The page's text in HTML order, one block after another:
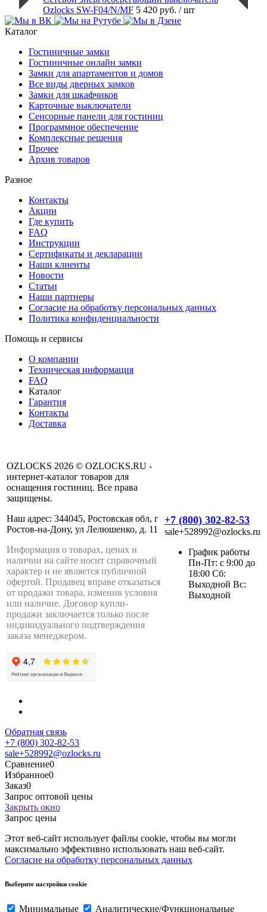
Ozlocks SW-F04/N/MF 5 420 руб. / шт
Каталог
Гостиничные замки
Гостиничные онлайн замки
Замки для апартаментов и домов
Все виды дверных замков
Замки для шкафчиков
Карточные выключатели
Сенсорные панели для гостиниц
Программное обеспечение
Комплексные решения
Прочее
Архив товаров
Разное
Контакты
Акции
Где купить
FAQ
Инструкции
Сертификаты и декларации
Наши клиенты
Новости
Статьи
Наши партнеры
Согласие на обработку персональных данных
Политика конфиденциальности
Помощь и сервисы
О компании
Техническая информация
FAQ
Каталог
Гарантия
Контакты
Доставка
OZLOCKS 2026 © OZLOCKS.RU -
интернет-каталог товаров для
оснащения гостиниц. Все права
защищены.
Наш адрес: 344045, Ростовская обл, г
Ростов-на-Дону, ул Лелюшенко, д. 11
Информация о товарах, ценах и
наличии на сайте носит справочный
характер и не является публичной
офертой. Продавец вправе отказаться
от продажи товара, изменив условия
или наличие. Договор купли-
продажи заключается только после
индивидуального подтверждения
заказа менеджером.
+7 (800) 302-82-53
sale+528992@ozlocks.ru
График работы
Пн-Пт: с 9:00 до
18:00 Сб:
Выходной Вс:
Выходной
Обратная связь
+7 (800) 302-82-53
sale+528992@ozlocks.ru
Сравнение0
Избранное0
Заказ0
Запрос оптовой цены
Закрыть окно
Запрос цены
Этот веб-сайт использует файлы cookie, чтобы вы могли
максимально эффективно использовать наш веб-сайт.
Согласие на обработку персональных данных
Выберите настройки cookie
Минимальные Аналитические/Функциональные